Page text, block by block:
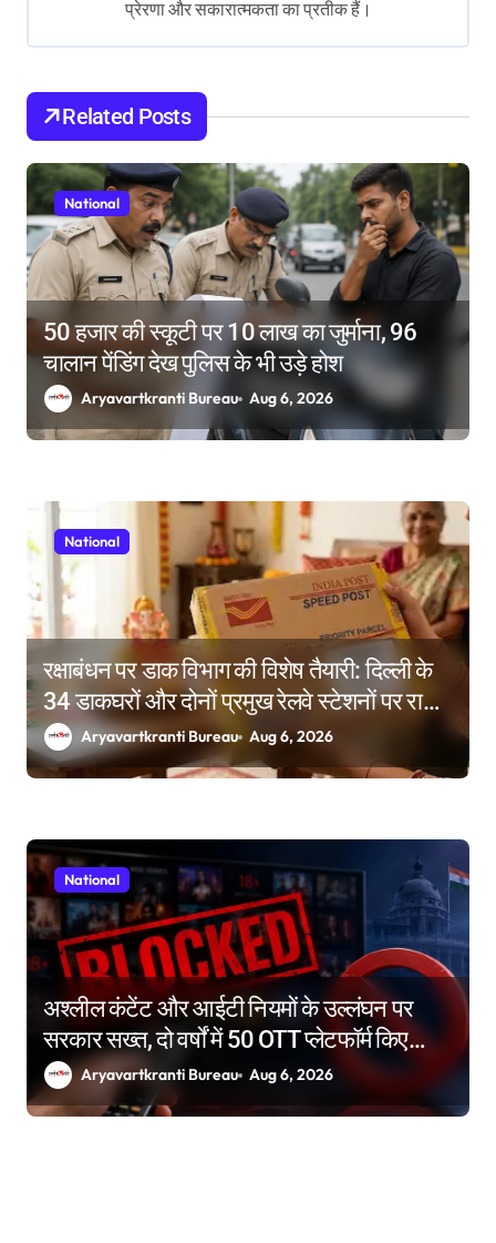
o
n
प्रेरणा और सकारात्मकता का प्रतीक हैं।
Related Posts
National
50 हजार की स्कूटी पर 10 लाख का जुर्माना, 96
चालान पेंडिंग देख पुलिस के भी उड़े होश
Aryavartkranti Bureau Aug 6, 2026
National
रक्षाबंधन पर डाक विभाग की विशेष तैयारी: दिल्ली के
34 डाकघरों और दोनों प्रमुख रेलवे स्टेशनों पर राखी
बुकिंग के विशेष काउंटर
Aryavartkranti Bureau Aug 6, 2026
National
अश्लील कंटेंट और आईटी नियमों के उल्लंघन पर
सरकार सख्त, दो वर्षों में 50 OTT प्लेटफॉर्म किए
ब्लॉकAryavartkranti Bureau Aug 6, 2026